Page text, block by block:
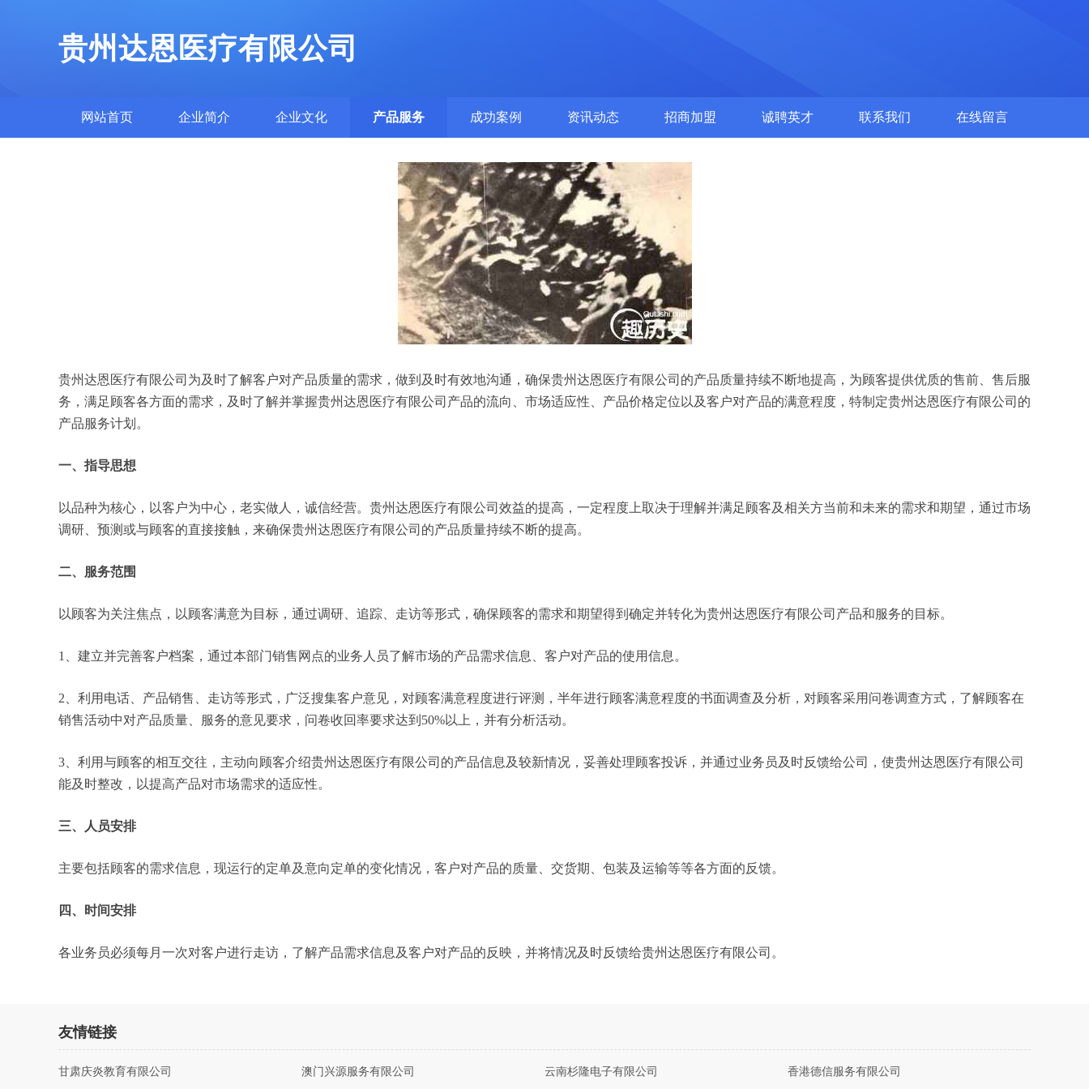
贵州达恩医疗有限公司
网站首页 企业简介 企业文化 产品服务 成功案例 资讯动态 招商加盟 诚聘英才 联系我们 在线留言
贵州达恩医疗有限公司为及时了解客户对产品质量的需求，做到及时有效地沟通，确保贵州达恩医疗有限公司的产品质量持续不断地提高，为顾客提供优质的售前、售后服
务，满足顾客各方面的需求，及时了解并掌握贵州达恩医疗有限公司产品的流向、市场适应性、产品价格定位以及客户对产品的满意程度，特制定贵州达恩医疗有限公司的
产品服务计划。
一、指导思想
以品种为核心，以客户为中心，老实做人，诚信经营。贵州达恩医疗有限公司效益的提高，一定程度上取决于理解并满足顾客及相关方当前和未来的需求和期望，通过市场
调研、预测或与顾客的直接接触，来确保贵州达恩医疗有限公司的产品质量持续不断的提高。
二、服务范围
以顾客为关注焦点，以顾客满意为目标，通过调研、追踪、走访等形式，确保顾客的需求和期望得到确定并转化为贵州达恩医疗有限公司产品和服务的目标。
1、建立并完善客户档案，通过本部门销售网点的业务人员了解市场的产品需求信息、客户对产品的使用信息。
2、利用电话、产品销售、走访等形式，广泛搜集客户意见，对顾客满意程度进行评测，半年进行顾客满意程度的书面调查及分析，对顾客采用问卷调查方式，了解顾客在
销售活动中对产品质量、服务的意见要求，问卷收回率要求达到50%以上，并有分析活动。
3、利用与顾客的相互交往，主动向顾客介绍贵州达恩医疗有限公司的产品信息及较新情况，妥善处理顾客投诉，并通过业务员及时反馈给公司，使贵州达恩医疗有限公司
能及时整改，以提高产品对市场需求的适应性。
三、人员安排
主要包括顾客的需求信息，现运行的定单及意向定单的变化情况，客户对产品的质量、交货期、包装及运输等等各方面的反馈。
四、时间安排
各业务员必须每月一次对客户进行走访，了解产品需求信息及客户对产品的反映，并将情况及时反馈给贵州达恩医疗有限公司。
友情链接
甘肃庆炎教育有限公司 澳门兴源服务有限公司 云南杉隆电子有限公司 香港德信服务有限公司